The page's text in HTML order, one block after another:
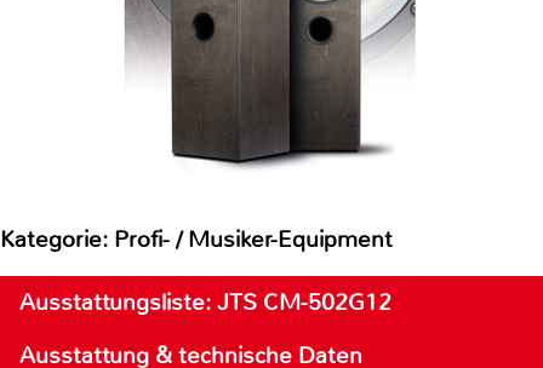
Kategorie: Profi- / Musiker-Equipment
Ausstattungsliste: JTS CM-502G12
Ausstattung & technische Daten